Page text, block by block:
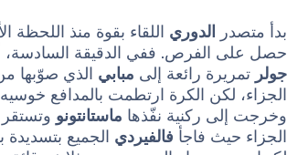
الدورياللقاء بقوة منذ اللحظة الأولى
ففي الدقيقة السادسة، أرسل
رائعة إلى مبابي الذي صوّبها من داخل
الكرة ارتطمت بالمدافع خوسيه مانويل
ركنية نفّذهاماستانتونو وتستقر على
فاجأفالفيرديالجميع بتسديدة بقدمه